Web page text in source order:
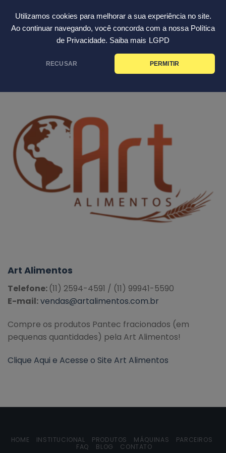
Utilizamos cookies para melhorar a sua experiência no site.
Ao continuar navegando, você concorda com a nossa Política
de Privacidade. Saiba mais LGPD
RECUSAR PERMITIR
content
PARCEIROS
Art Alimentos
Telefone: (11) 2594-4591 / (11) 99941-5590
E-mail:vendas@artalimentos.com.br
Compre os produtos Pantec fracionados (em
pequenas quantidades) pela Art Alimentos!
Clique Aqui e Acesse o Site Art Alimentos
HOME INSTITUCIONAL PRODUTOS MÁQUINAS
PARCEIROS
FAQ
BLOG CONTATO